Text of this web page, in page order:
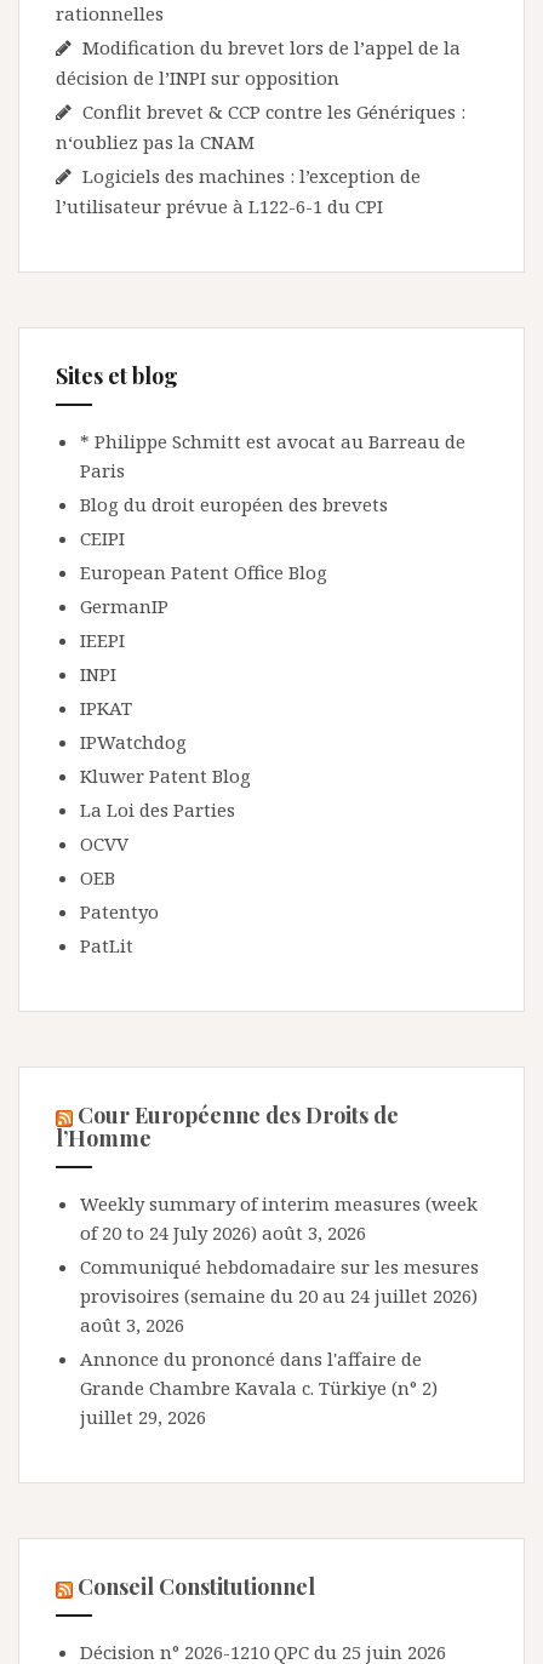
rationnelles
Modification du brevet lors de l’appel de la
décision de l’INPI sur opposition
Conflit brevet & CCP contre les Génériques :
n‘oubliez pas la CNAM
Logiciels des machines : l’exception de
l’utilisateur prévue à L122-6-1 du CPI
Sites et blog
* Philippe Schmitt est avocat au Barreau de
Paris
Blog du droit européen des brevets
CEIPI
European Patent Office Blog
GermanIP
IEEPI
INPI
IPKAT
IPWatchdog
Kluwer Patent Blog
La Loi des Parties
OCVV
OEB
Patentyo
PatLit
Cour Européenne des Droits de
l’Homme
Weekly summary of interim measures (week
of 20 to 24 July 2026) août 3, 2026
Communiqué hebdomadaire sur les mesures
provisoires (semaine du 20 au 24 juillet 2026)
août 3, 2026
Annonce du prononcé dans l'affaire de
Grande Chambre Kavala c. Türkiye (n° 2)
juillet 29, 2026
Conseil Constitutionnel
Décision n° 2026-1210 QPC du 25 juin 2026